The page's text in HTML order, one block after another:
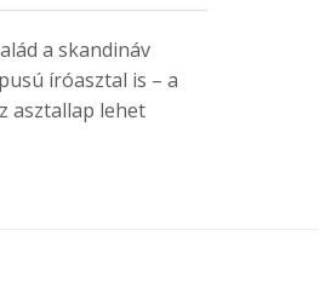
a skandináv
íróasztal is – a
asztallap lehet